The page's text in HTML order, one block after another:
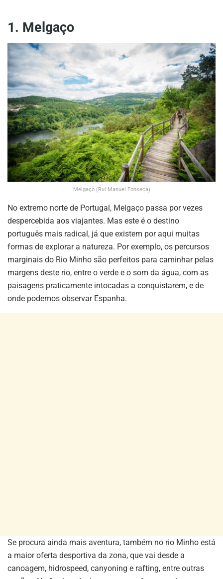
1. Melgaço
Melgaço (Rui Manuel Fonseca)
No extremo norte de Portugal, Melgaço passa por vezes
despercebida aos viajantes. Mas este é o destino
português mais radical, já que existem por aqui muitas
formas de explorar a natureza. Por exemplo, os percursos
marginais do Rio Minho são perfeitos para caminhar pelas
margens deste rio, entre o verde e o som da água, com as
paisagens praticamente intocadas a conquistarem, e de
onde podemos observar Espanha.
Se procura ainda mais aventura, também no rio Minho está
a maior oferta desportiva da zona, que vai desde a
canoagem, hidrospeed, canyoning e rafting, entre outras